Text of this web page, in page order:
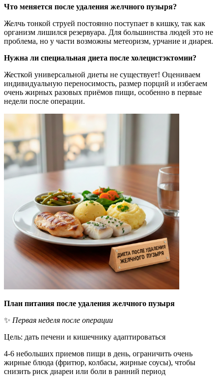
Что меняется после удаления желчного пузыря?
Желчь тонкой струей постоянно поступает в кишку, так как
организм лишился резервуара. Для большинства людей это не
проблема, но у части возможны метеоризм, урчание и диарея.
Нужна ли специальная диета после холецистэктомии?
Жесткой универсальной диеты не существует! Оцениваем
индивидуальную переносимость, размер порций и избегаем
очень жирных разовых приёмов пищи, особенно в первые
недели после операции.
План питания после удаления желчного пузыря
✨ Первая неделя после операции
Цель: дать печени и кишечнику адаптироваться
4-6 небольших приемов пищи в день, ограничить очень
жирные блюда (фритюр, колбасы, жирные соусы), чтобы
снизить риск диареи или боли в ранний период